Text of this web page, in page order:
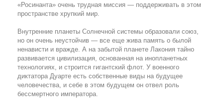
«Росинанта» очень трудная миссия — поддерживать в этом
пространстве хрупкий мир.
Внутренние планеты Солнечной системы образовали союз,
но он очень неустойчив — все еще жива память о былой
ненависти и вражде. А на забытой планете Лакония тайно
развивается цивилизация, основанная на инопланетных
технологиях, и строится гигантский флот. У военного
диктатора Дуарте есть собственные виды на будущее
человечества, и себе в этом будущем он отвел роль
бессмертного императора.